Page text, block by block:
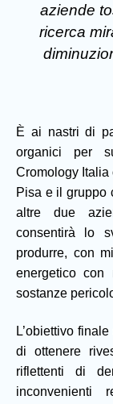
aziende
ricerca
È ai nastri di
organici per
Cromology Italia
Pisa e il gruppo
altre due
consentirà lo
produrre, con
energetico
sostanze
L’obiettivo
di ottenere
riflettenti di
inconvenienti